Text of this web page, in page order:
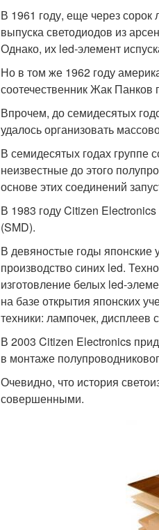
В 1961 году, еще через
выпуска светодиодов из
Однако, их led-элемент
Но в том же 1962 году
соотечественник Жак
Впрочем, до семидесятых
удалось организовать
В семидесятых годах группе
неизвестные до этого
основе этих соединений
В 1983 году Citizen
(SMD).
В девяностые годы японские
производство синих led.
изготовление белых led-
на базе открытия японских
техники: лампочек, дисплеев
В 2003 Citizen Electronics
в монтаже
Очевидно, что история
совершенными.